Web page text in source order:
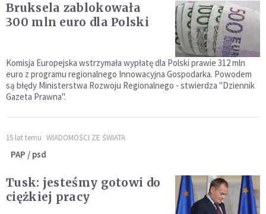
Bruksela zablokowała
300 mln euro dla Polski
Komisja Europejska wstrzymała wypłatę dla Polski prawie 312 mln
euro z programu regionalnego Innowacyjna Gospodarka. Powodem
są błędy Ministerstwa Rozwoju Regionalnego - stwierdza "Dziennik
Gazeta Prawna".
15 lat temu WIADOMOŚCI ZE ŚWIATA
PAP / psd
Tusk: jesteśmy gotowi do
ciężkiej pracy